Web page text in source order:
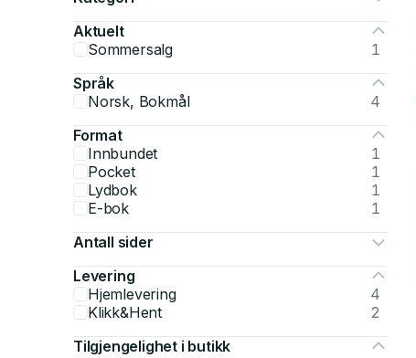
Aktuelt
Sommersalg
1
Språk
Norsk, Bokmål
4
Format
Innbundet
1
Pocket
1
Lydbok
1
E-bok
1
Antall sider
Levering
Hjemlevering
4
Klikk&Hent
2
Tilgjengelighet i butikk